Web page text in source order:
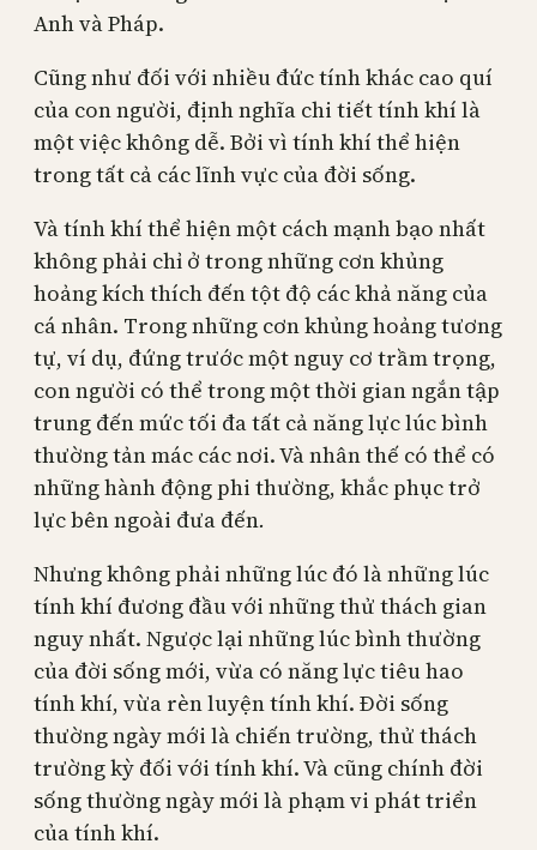
Anh và Pháp.
Cũng như đối với nhiều đức tính khác cao quí
của con người, định nghĩa chi tiết tính khí là
một việc không dễ. Bởi vì tính khí thể hiện
trong tất cả các lĩnh vực của đời sống.
Và tính khí thể hiện một cách mạnh bạo nhất
không phải chỉ ở trong những cơn khủng
hoảng kích thích đến tột độ các khả năng của
cá nhân. Trong những cơn khủng hoảng tương
tự, ví dụ, đứng trước một nguy cơ trầm trọng,
con người có thể trong một thời gian ngắn tập
trung đến mức tối đa tất cả năng lực lúc bình
thường tản mác các nơi. Và nhân thế có thể có
những hành động phi thường, khắc phục trở
lực bên ngoài đưa đến.
Nhưng không phải những lúc đó là những lúc
tính khí đương đầu với những thử thách gian
nguy nhất. Ngược lại những lúc bình thường
của đời sống mới, vừa có năng lực tiêu hao
tính khí, vừa rèn luyện tính khí. Đời sống
thường ngày mới là chiến trường, thử thách
trường kỳ đối với tính khí. Và cũng chính đời
sống thường ngày mới là phạm vi phát triển
của tính khí.